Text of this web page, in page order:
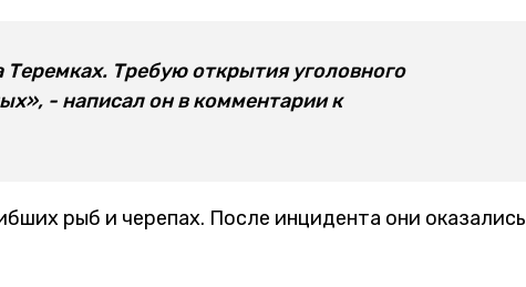
Требую открытия уголовного
- написал он в комментарии к
рыб и черепах. После инцидента они оказались